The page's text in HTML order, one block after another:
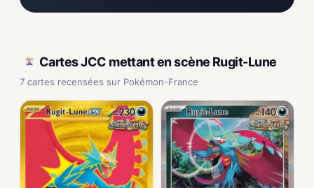
Cartes JCC mettant en scène Rugit-Lune
7 cartes recensées sur Pokémon-France